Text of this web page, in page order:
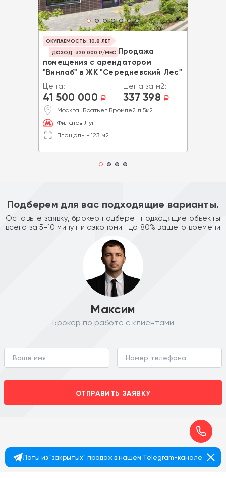
ОКУПАЕМОСТЬ: 10.8 ЛЕТ
ДОХОД: 320 000 Р/МЕС Продажа
помещения с арендатором
"Винлаб" в ЖК "Середневский Лес"
Цена:
41 500 000 a
Цена за м2:
337 398 a
Москва, Братьев Бромлей д.5к2
Филатов Луг
Площадь - 123 м2
Подберем для вас подходящие варианты.
Оставьте заявку, брокер подберет подходящие объекты
всего за 5-10 минут и сэкономит до 80% вашего времени
Максим
Брокер по работе с клиентами
ОТПРАВИТЬ ЗАЯВКУ
Лоты из "закрытых" продаж в нашем Telegram-канале